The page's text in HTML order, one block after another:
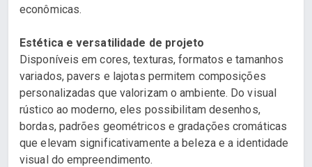
econômicas.
Estética e versatilidade de projeto
Disponíveis em cores, texturas, formatos e tamanhos
variados, pavers e lajotas permitem composições
personalizadas que valorizam o ambiente. Do visual
rústico ao moderno, eles possibilitam desenhos,
bordas, padrões geométricos e gradações cromáticas
que elevam significativamente a beleza e a identidade
visual do empreendimento.